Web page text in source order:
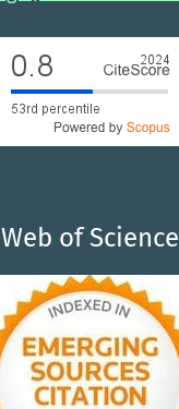
Web of Science